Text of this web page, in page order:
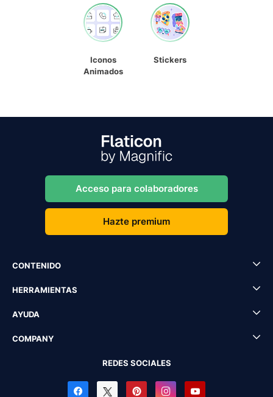
Iconos
Animados
Stickers
Acceso para colaboradores
Hazte premium
CONTENIDO
HERRAMIENTAS
AYUDA
COMPANY
REDES SOCIALES